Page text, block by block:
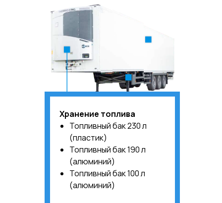
Хранение топлива
Топливный бак 230 л
(пластик)
Топливный бак 190 л
(алюминий)
Топливный бак 100 л
(алюминий)